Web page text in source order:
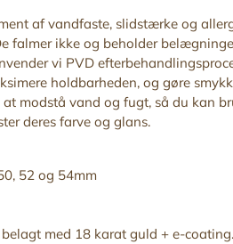
af vandfaste, slidstærke og
falmer ikke og beholder
vi PVD
holdbarheden, og gøre
modstå vand og fugt, så du kan
deres farve og glans.
52 og 54mm
med 18 karat guld + e-